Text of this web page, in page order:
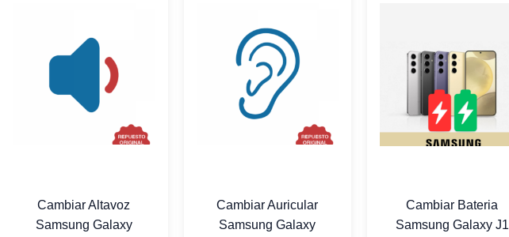
Cambiar Altavoz
Samsung Galaxy
Cambiar Auricular
Samsung Galaxy
Cambiar Bateria
Samsung Galaxy J1